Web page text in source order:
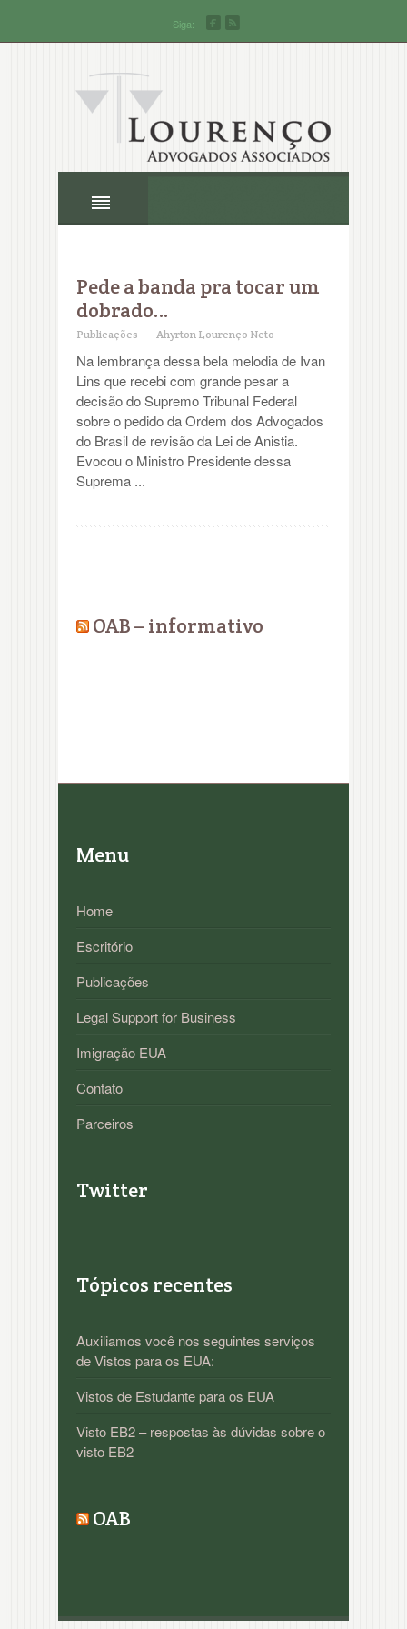
Siga:
Pede a banda pra tocar um
dobrado…
Publicações - - Ahyrton Lourenço Neto
Na lembrança dessa bela melodia de Ivan
Lins que recebi com grande pesar a
decisão do Supremo Tribunal Federal
sobre o pedido da Ordem dos Advogados
do Brasil de revisão da Lei de Anistia.
Evocou o Ministro Presidente dessa
Suprema ...
OAB – informativo
Menu
Home
Escritório
Publicações
Legal Support for Business
Imigração EUA
Contato
Parceiros
Twitter
Tópicos recentes
Auxiliamos você nos seguintes serviços
de Vistos para os EUA:
Vistos de Estudante para os EUA
Visto EB2 – respostas às dúvidas sobre o
visto EB2
OAB